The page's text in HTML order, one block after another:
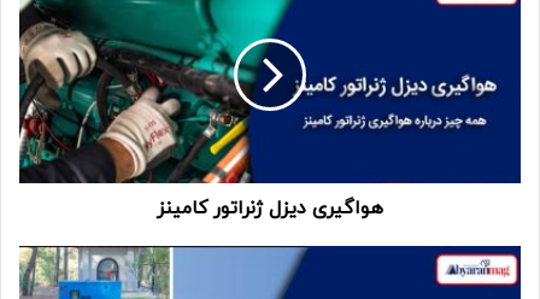
هواگیری دیزل ژنراتور کامینز